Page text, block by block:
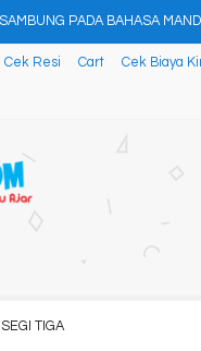
PADA BAHASA
Kota yang
in Society 5.0: Peranan Si
(Pristolepis grootii) Dala
HATI ORANG
MYSTERY OF LIFE
Cek Resi Cart Cek Biaya
TIGA